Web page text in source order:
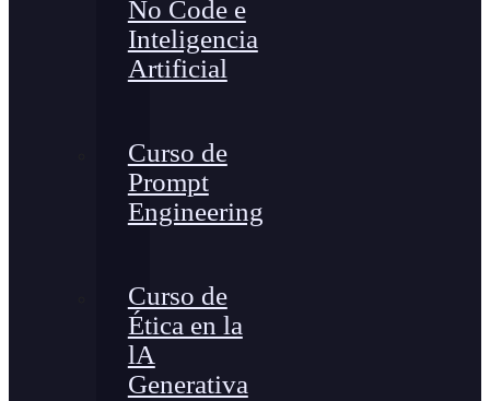
No Code e
Inteligencia
Artificial
Curso de
Prompt
Engineering
Curso de
Ética en la
lA
Generativa